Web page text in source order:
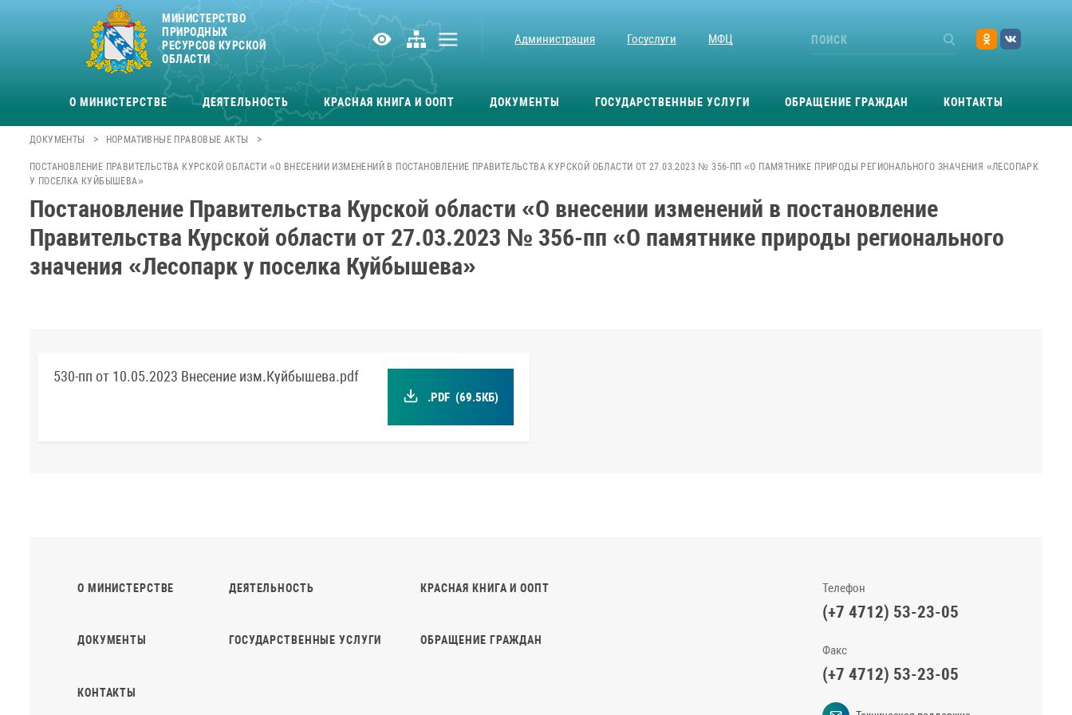
МИНИСТЕРСТВО
ПРИРОДНЫХ
РЕСУРСОВ КУРСКОЙ
ОБЛАСТИ
Администрация Госуслуги МФЦ
О МИНИСТЕРСТВЕ ДЕЯТЕЛЬНОСТЬ КРАСНАЯ КНИГА И ООПТ ДОКУМЕНТЫ ГОСУДАРСТВЕННЫЕ УСЛУГИ ОБРАЩЕНИЕ ГРАЖДАН КОНТАКТЫ
ДОКУМЕНТЫ > НОРМАТИВНЫЕ ПРАВОВЫЕ АКТЫ >
ПОСТАНОВЛЕНИЕ ПРАВИТЕЛЬСТВА КУРСКОЙ ОБЛАСТИ «О ВНЕСЕНИИ ИЗМЕНЕНИЙ В ПОСТАНОВЛЕНИЕ ПРАВИТЕЛЬСТВА КУРСКОЙ ОБЛАСТИ ОТ 27.03.2023 № 356-ПП «О ПАМЯТНИКЕ ПРИРОДЫ РЕГИОНАЛЬНОГО ЗНАЧЕНИЯ «ЛЕСОПАРК
У ПОСЕЛКА КУЙБЫШЕВА»
Постановление Правительства Курской области «О внесении изменений в постановление
Правительства Курской области от 27.03.2023 № 356-пп «О памятнике природы регионального
значения «Лесопарк у поселка Куйбышева»
530-пп от 10.05.2023 Внесение изм.Куйбышева.pdf
.PDF (69.5КБ)
О МИНИСТЕРСТВЕ ДЕЯТЕЛЬНОСТЬ КРАСНАЯ КНИГА И ООПТ
ДОКУМЕНТЫ ГОСУДАРСТВЕННЫЕ УСЛУГИ ОБРАЩЕНИЕ ГРАЖДАН
КОНТАКТЫ
Телефон
(+7 4712) 53-23-05
Факс
(+7 4712) 53-23-05